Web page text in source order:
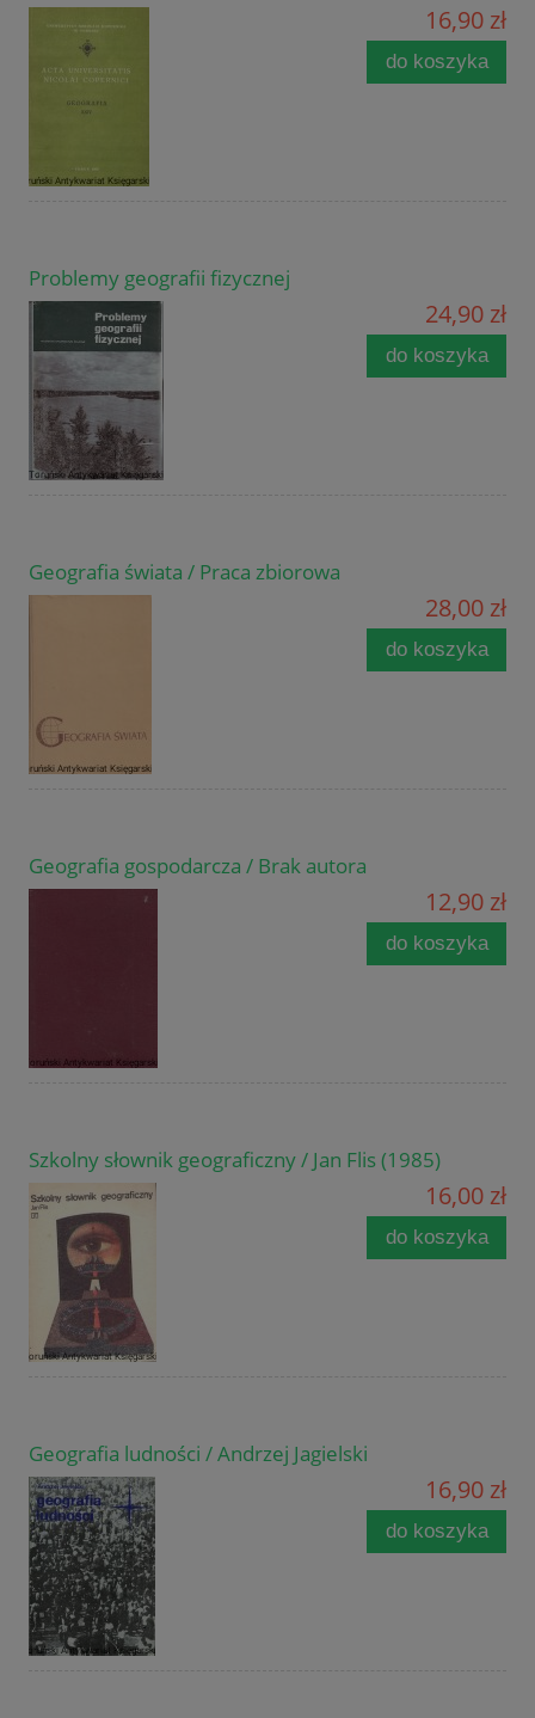
16,90 zł
do koszyka
Problemy geografii fizycznej
24,90 zł
do koszyka
Geografia świata / Praca zbiorowa
28,00 zł
do koszyka
Geografia gospodarcza / Brak autora
12,90 zł
do koszyka
Szkolny słownik geograficzny / Jan Flis (1985)
16,00 zł
do koszyka
Geografia ludności / Andrzej Jagielski
16,90 zł
do koszyka